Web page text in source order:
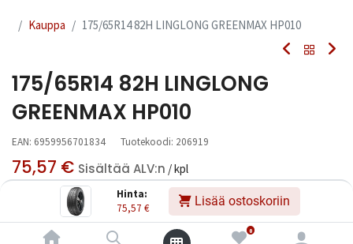
Hinta:
75,57 € Lisää ostoskoriin
0
Kauppa 175/65R14 82H LINGLONG GREENMAX HP010
175/65R14 82H LINGLONG
GREENMAX HP010
EAN: 6959956701834 Tuotekoodi: 206919
75,57 € Sisältää ALV:n / kpl
Toimittajilla (kotimaa):
Saatavilla
Toimitusaika:
3 arkipäivää